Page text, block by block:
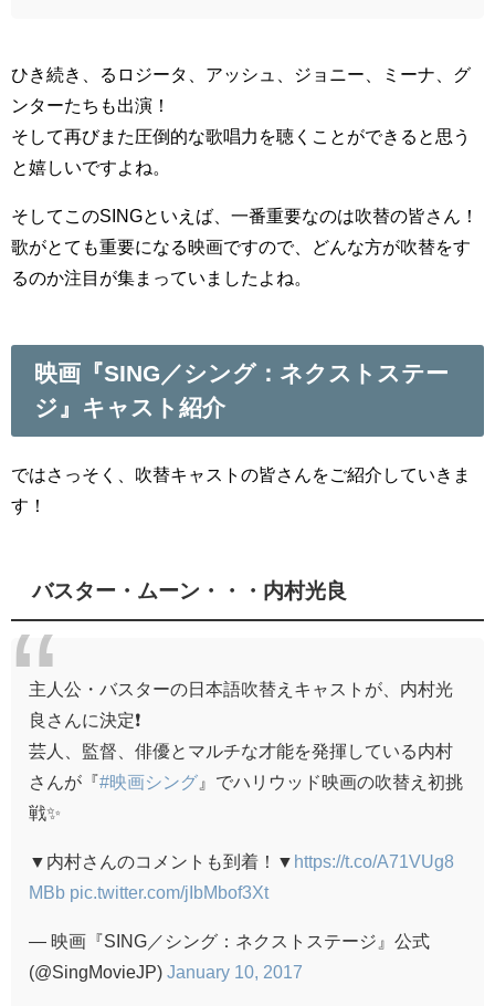
ひき続き、るロジータ、アッシュ、ジョニー、ミーナ、グ
ンターたちも出演！
そして再びまた圧倒的な歌唱力を聴くことができると思う
と嬉しいですよね。
そしてこのSINGといえば、一番重要なのは吹替の皆さん！
歌がとても重要になる映画ですので、どんな方が吹替をす
るのか注目が集まっていましたよね。
映画『SING／シング：ネクストステー
ジ』キャスト紹介
ではさっそく、吹替キャストの皆さんをご紹介していきま
す！
バスター・ムーン・・・内村光良
主人公・バスターの日本語吹替えキャストが、内村光
良さんに決定❗
芸人、監督、俳優とマルチな才能を発揮している内村
さんが『#映画シング 』でハリウッド映画の吹替え初挑
戦✨
▼内村さんのコメントも到着！▼ https://t.co/A71VUg8
MBb pic.twitter.com/jIbMbof3Xt
— 映画『SING／シング：ネクストステージ』公式
(@SingMovieJP) January 10, 2017